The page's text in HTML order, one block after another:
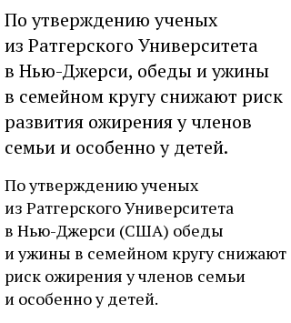
По утверждению ученых
из Ратгерского Университета
в Нью-Джерси, обеды и ужины
в семейном кругу снижают риск
развития ожирения у членов
семьи и особенно у детей.
По утверждению ученых
из Ратгерского Университета
в Нью-Джерси (США) обеды
и ужины в семейном кругу снижают
риск ожирения у членов семьи
и особенно у детей.